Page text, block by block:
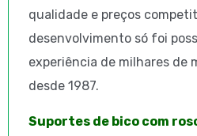
qualidade e preços
desenvolvimento só foi
experiência de milhares de
desde 1987.
Suportes de bico com